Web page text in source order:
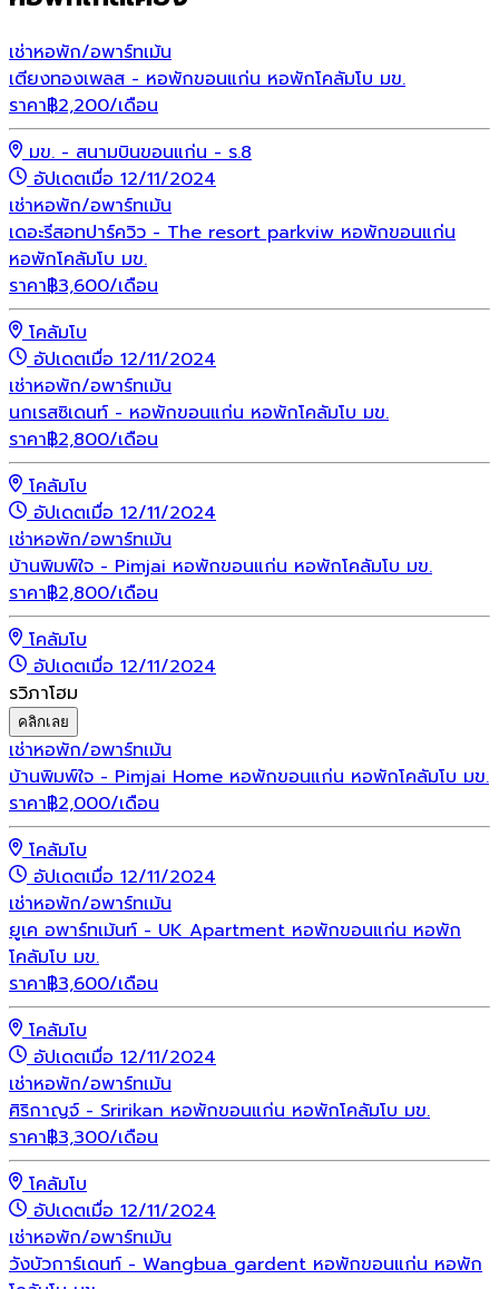
เช่าหอพัก/อพาร์ทเม้น
เตียงทองเพลส - หอพักขอนแก่น หอพักโคลัมโบ มข.
ราคา฿2,200/เดือน
มข. - สนามบินขอนแก่น - ร.8
อัปเดตเมื่อ 12/11/2024
เช่าหอพัก/อพาร์ทเม้น
เดอะรีสอทปาร์ควิว - The resort parkviw หอพักขอนแก่น
หอพักโคลัมโบ มข.
ราคา฿3,600/เดือน
โคลัมโบ
อัปเดตเมื่อ 12/11/2024
เช่าหอพัก/อพาร์ทเม้น
นกเรสซิเดนท์ - หอพักขอนแก่น หอพักโคลัมโบ มข.
ราคา฿2,800/เดือน
โคลัมโบ
อัปเดตเมื่อ 12/11/2024
เช่าหอพัก/อพาร์ทเม้น
บ้านพิมพ์ใจ - Pimjai หอพักขอนแก่น หอพักโคลัมโบ มข.
ราคา฿2,800/เดือน
โคลัมโบ
อัปเดตเมื่อ 12/11/2024
รวิภาโฮม
คลิกเลย
เช่าหอพัก/อพาร์ทเม้น
บ้านพิมพ์ใจ - Pimjai Home หอพักขอนแก่น หอพักโคลัมโบ มข.
ราคา฿2,000/เดือน
โคลัมโบ
อัปเดตเมื่อ 12/11/2024
เช่าหอพัก/อพาร์ทเม้น
ยูเค อพาร์ทเม้นท์ - UK Apartment หอพักขอนแก่น หอพัก
โคลัมโบ มข.
ราคา฿3,600/เดือน
โคลัมโบ
อัปเดตเมื่อ 12/11/2024
เช่าหอพัก/อพาร์ทเม้น
ศิริกาญจ์ - Sririkan หอพักขอนแก่น หอพักโคลัมโบ มข.
ราคา฿3,300/เดือน
โคลัมโบ
อัปเดตเมื่อ 12/11/2024
เช่าหอพัก/อพาร์ทเม้น
วังบัวการ์เดนท์ - Wangbua gardent หอพักขอนแก่น หอพัก